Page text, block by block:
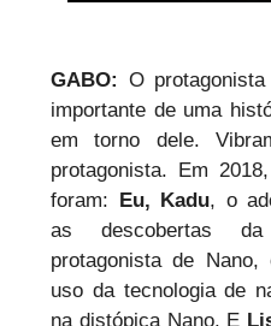
GABO: O
importante de uma
em torno dele.
protagonista. Em
foram: Eu, Kadu, o
as descobertas
protagonista de
uso da tecnologia de
na distópica Nano. E